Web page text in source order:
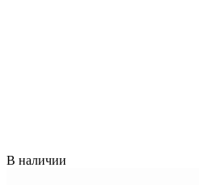
В наличии